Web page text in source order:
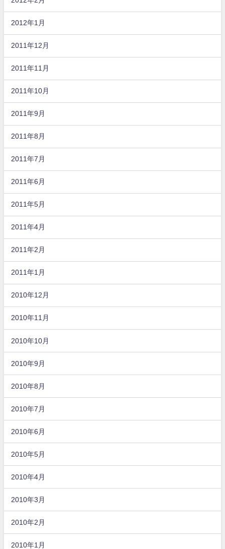
2012年1月
2011年12月
2011年11月
2011年10月
2011年9月
2011年8月
2011年7月
2011年6月
2011年5月
2011年4月
2011年2月
2011年1月
2010年12月
2010年11月
2010年10月
2010年9月
2010年8月
2010年7月
2010年6月
2010年5月
2010年4月
2010年3月
2010年2月
2010年1月